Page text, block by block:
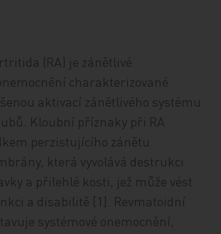
(RA) je zánětlivé
charakterizované
aktivací zánětlivého systému
Kloubní příznaky při RA
perzistujícího zánětu
která vyvolává destrukci
a přilehlé kosti, jež může vést
a disabilitě [1]. Revmatoidní
systémové onemocnění,